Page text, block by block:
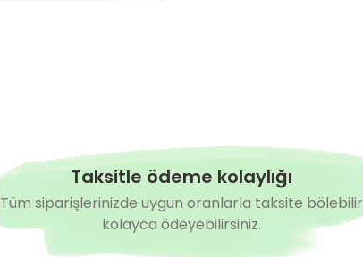
Taksitle ödeme kolaylığı
Tüm siparişlerinizde uygun oranlarla taksite bölebilir
kolayca ödeyebilirsiniz.